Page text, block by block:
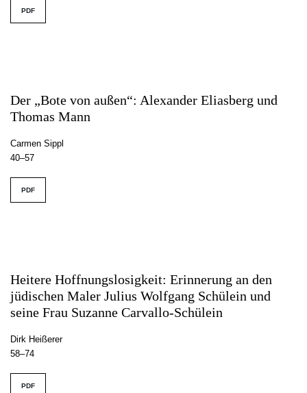
PDF
Der „Bote von außen“: Alexander Eliasberg und
Thomas Mann
Carmen Sippl
40–57
PDF
Heitere Hoffnungslosigkeit: Erinnerung an den
jüdischen Maler Julius Wolfgang Schülein und
seine Frau Suzanne Carvallo-Schülein
Dirk Heißerer
58–74
PDF